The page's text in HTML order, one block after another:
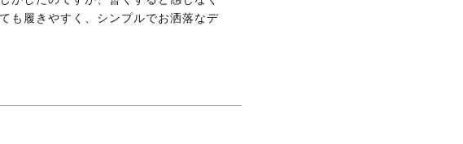
も履きやすく、シンプルでお洒落なデ